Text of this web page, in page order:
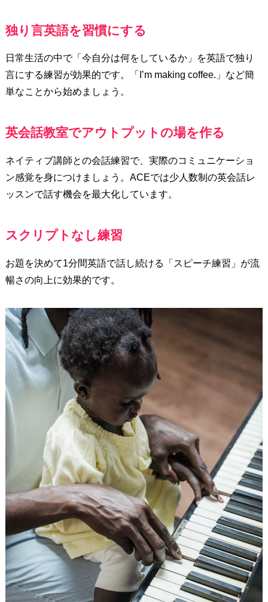
独り言英語を習慣にする
日常生活の中で「今自分は何をしているか」を英語で独り
言にする練習が効果的です。「I’m making coffee.」など簡
単なことから始めましょう。
英会話教室でアウトプットの場を作る
ネイティブ講師との会話練習で、実際のコミュニケーショ
ン感覚を身につけましょう。ACEでは少人数制の英会話レ
ッスンで話す機会を最大化しています。
スクリプトなし練習
お題を決めて1分間英語で話し続ける「スピーチ練習」が流
暢さの向上に効果的です。